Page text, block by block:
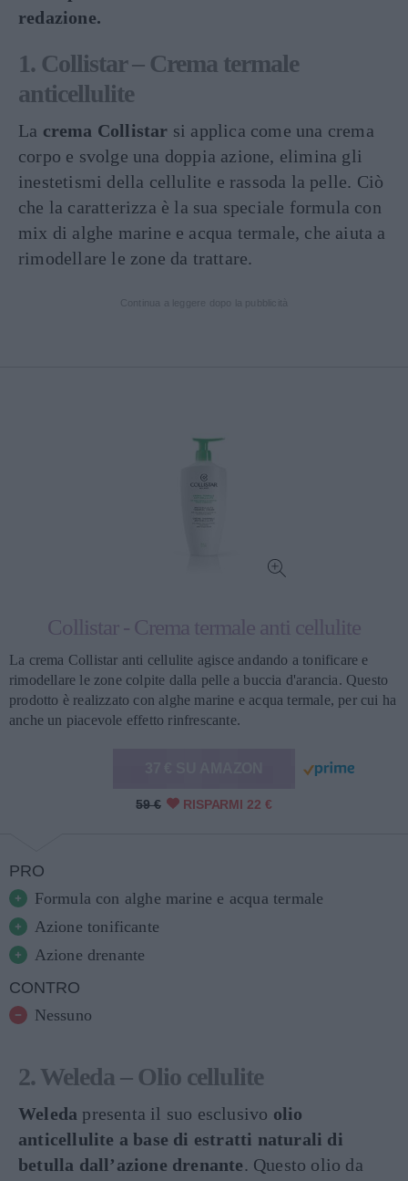
redazione.
1. Collistar – Crema termale
anticellulite
La crema Collistar si applica come una crema
corpo e svolge una doppia azione, elimina gli
inestetismi della cellulite e rassoda la pelle. Ciò
che la caratterizza è la sua speciale formula con
mix di alghe marine e acqua termale, che aiuta a
rimodellare le zone da trattare.
Collistar - Crema termale anti cellulite
La crema Collistar anti cellulite agisce andando a tonificare e
rimodellare le zone colpite dalla pelle a buccia d'arancia. Questo
prodotto è realizzato con alghe marine e acqua termale, per cui ha
anche un piacevole effetto rinfrescante.
59 € RISPARMI 22 €
PRO
Formula con alghe marine e acqua termale
Azione tonificante
Azione drenante
CONTRO
Nessuno
2. Weleda – Olio cellulite
Weleda presenta il suo esclusivo olio
anticellulite a base di estratti naturali di
betulla dall’azione drenante. Questo olio da